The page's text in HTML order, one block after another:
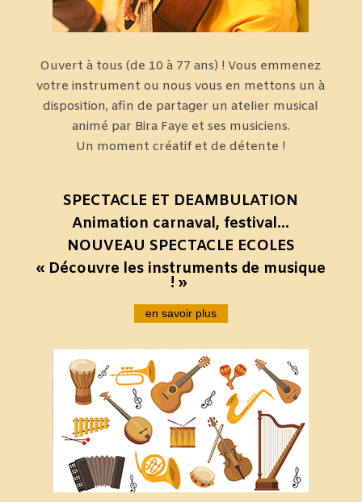
Ouvert à tous (de 10 à 77 ans) ! Vous emmenez
votre instrument ou nous vous en mettons un à
disposition, afin de partager un atelier musical
animé par Bira Faye et ses musiciens.
Un moment créatif et de détente !
SPECTACLE ET DEAMBULATION
Animation carnaval, festival…
NOUVEAU SPECTACLE ECOLES
« Découvre les instruments de musique
! »
en savoir plus